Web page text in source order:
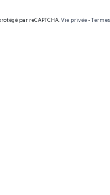
par reCAPTCHA.Vie privée-Termes